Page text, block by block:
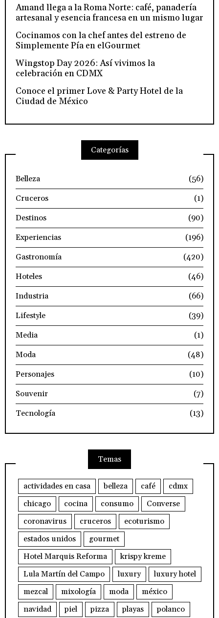
Amand llega a la Roma Norte: café, panadería
artesanal y esencia francesa en un mismo lugar
Cocinamos con la chef antes del estreno de
Simplemente Pía en elGourmet
Wingstop Day 2026: Así vivimos la
celebración en CDMX
Conoce el primer Love & Party Hotel de la
Ciudad de México
Categorías
Belleza
(56)
Cruceros
(1)
Destinos
(90)
Experiencias
(196)
Gastronomía
(420)
Hoteles
(46)
Industria
(66)
Lifestyle
(39)
Media
(1)
Moda
(48)
Personajes
(10)
Souvenir
(7)
Tecnología
(13)
Temas
actividades en casa belleza café
cdmx
chicago
cocina consumo
Converse
coronavirus
cruceros
ecoturismo
estados unidos
gourmet
Hotel Marquis Reforma
krispy kreme
Lula Martín del Campo
luxury
luxury hotel
mezcal
mixología moda
méxico
navidad
piel pizza playas polanco